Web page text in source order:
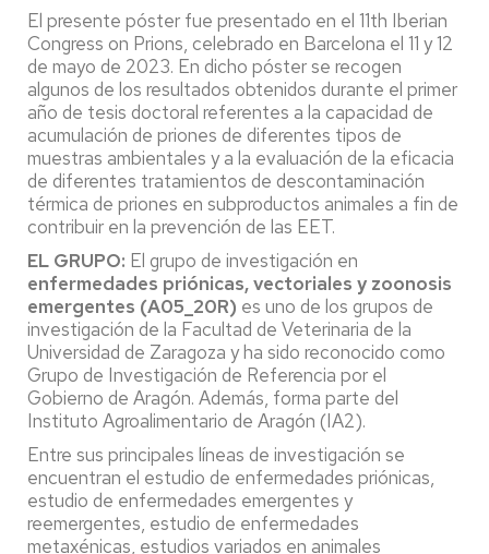
El presente póster fue presentado en el 11th Iberian
Congress on Prions, celebrado en Barcelona el 11 y 12
de mayo de 2023. En dicho póster se recogen
algunos de los resultados obtenidos durante el primer
año de tesis doctoral referentes a la capacidad de
acumulación de priones de diferentes tipos de
muestras ambientales y a la evaluación de la eficacia
de diferentes tratamientos de descontaminación
térmica de priones en subproductos animales a fin de
contribuir en la prevención de las EET.
EL GRUPO: El grupo de investigación en
enfermedades priónicas, vectoriales y zoonosis
emergentes (A05_20R) es uno de los grupos de
investigación de la Facultad de Veterinaria de la
Universidad de Zaragoza y ha sido reconocido como
Grupo de Investigación de Referencia por el
Gobierno de Aragón. Además, forma parte del
Instituto Agroalimentario de Aragón (IA2).
Entre sus principales líneas de investigación se
encuentran el estudio de enfermedades priónicas,
estudio de enfermedades emergentes y
reemergentes, estudio de enfermedades
metaxénicas, estudios variados en animales